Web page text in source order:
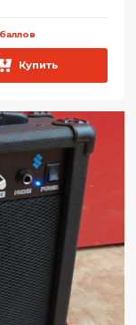
Купить